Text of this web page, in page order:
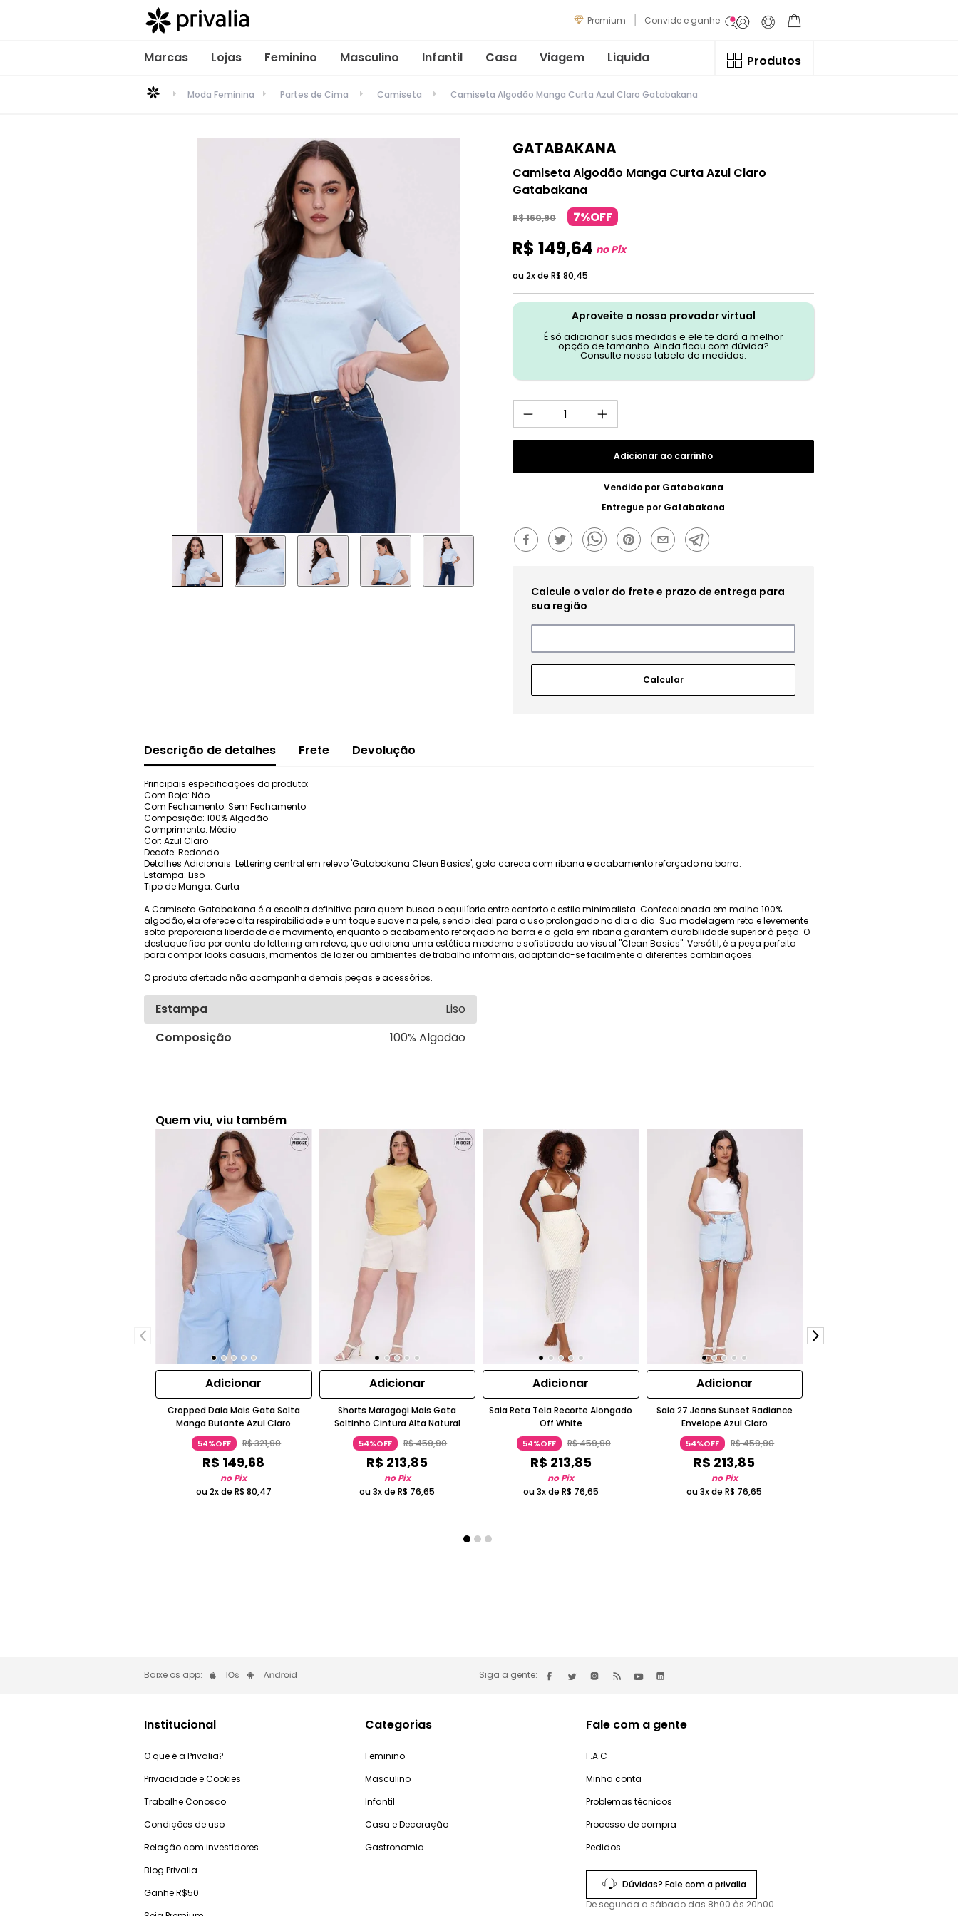
Premium Convide e ganhe
Marcas Lojas Feminino Masculino Infantil Casa Viagem Liquida Produtos
Moda Feminina Partes de Cima Camiseta Camiseta Algodão Manga Curta Azul Claro Gatabakana
GATABAKANA
Camiseta Algodão Manga Curta Azul Claro
Gatabakana
R$160,90 7%OFF
R$ 149,64 no Pix
ou 2x de R$ 80,45
Aproveite o nosso provador virtual
É só adicionar suas medidas e ele te dará a melhor
opção de tamanho. Ainda ficou com dúvida?
Consulte nossa tabela de medidas.
Adicionar ao carrinho
Vendido por Gatabakana
Entregue por Gatabakana
Descrição de detalhes Frete Devolução
Principais especificações do produto:
Com Bojo: Não
Com Fechamento: Sem Fechamento
Composição: 100% Algodão
Comprimento: Médio
Cor: Azul Claro
Decote: Redondo
Detalhes Adicionais: Lettering central em relevo 'Gatabakana Clean Basics', gola careca com ribana e acabamento reforçado na barra.
Estampa: Liso
Tipo de Manga: Curta
A Camiseta Gatabakana é a escolha definitiva para quem busca o equilíbrio entre conforto e estilo minimalista. Confeccionada em malha 100%
algodão, ela oferece alta respirabilidade e um toque suave na pele, sendo ideal para o uso prolongado no dia a dia. Sua modelagem reta e levemente
solta proporciona liberdade de movimento, enquanto o acabamento reforçado na barra e a gola em ribana garantem durabilidade superior à peça. O
destaque fica por conta do lettering em relevo, que adiciona uma estética moderna e sofisticada ao visual "Clean Basics". Versátil, é a peça perfeita
para compor looks casuais, momentos de lazer ou ambientes de trabalho informais, adaptando-se facilmente a diferentes combinações.
O produto ofertado não acompanha demais peças e acessórios.
Estampa
Liso
Composição
100% Algodão
Quem viu, viu também
Adicionar
Cropped Daia Mais Gata Solta
Manga Bufante Azul Claro
54%OFF R$321,90
R$ 149,68
no Pix
ou 2x de R$ 80,47
Adicionar
Shorts Maragogi Mais Gata
Soltinho Cintura Alta Natural
54%OFF R$459,90
R$ 213,85
no Pix
ou 3x deR$ 76,65
Adicionar
Saia Reta Tela Recorte Alongado
Off White
54%OFF R$459,90
R$ 213,85
no Pix
ou 3x de R$ 76,65
Adicionar
Saia 27 Jeans Sunset Radiance
Envelope Azul Claro
54%OFF R$459,90
R$ 213,85
no Pix
ou 3x deR$ 76,65
Baixe os app: Siga a gente:
Institucional
O que é a Privalia?
Privacidade e Cookies
Trabalhe Conosco
Condições de uso
Relação com investidores
Blog Privalia
Ganhe R$50
Categorias
Feminino
Masculino
Infantil
Casa e Decoração
Gastronomia
Fale com a gente
F.A.C
Minha conta
Problemas técnicos
Processo de compra
Pedidos
Dúvidas? Fale com a privalia
De segunda a sábado das 8h00 às 20h00.